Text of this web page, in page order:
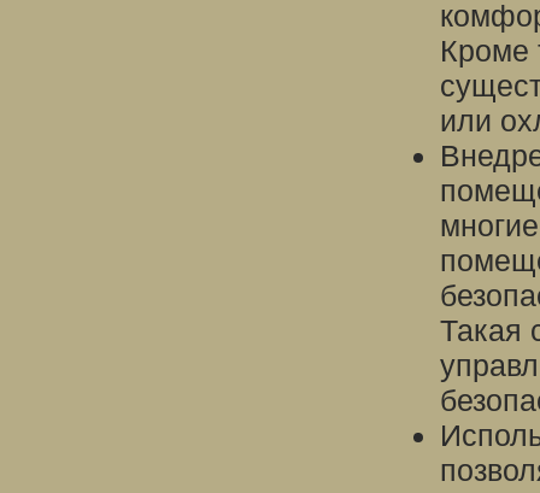
Кроме
или
Такая